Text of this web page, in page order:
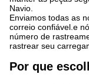
Navio.
Enviamos todas as
correio confiável.e
número de
rastrear seu
Por que